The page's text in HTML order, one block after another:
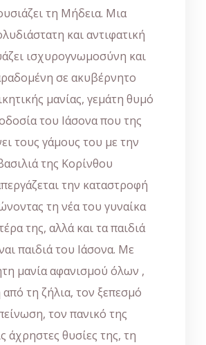
τη Μήδεια. Μια
και αντιφατική
ισχυρογνωμοσύνη και
σε ακυβέρνητο
μανίας, γεμάτη θυμό
του Ιάσονα που της
τους γάμους του με την
της Κορίνθου
την καταστροφή
τη νέα του γυναίκα
της, αλλά και τα παιδιά
παιδιά του Ιάσονα. Με
μανία αφανισμού όλων ,
τη ζήλια, τον ξεπεσμό
τον πανικό της
άχρηστες θυσίες της, τη